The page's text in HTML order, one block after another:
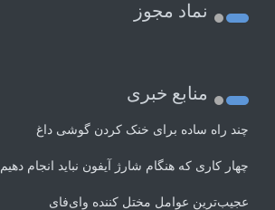
نماد مجوز
منابع خبری
چند راه‌ ساده برای خنک کردن گوشی داغ
چهار کاری که هنگام شارژ آیفون نباید انجام دهیم
عجیب‌ترین عوامل مختل کننده وای‌فای